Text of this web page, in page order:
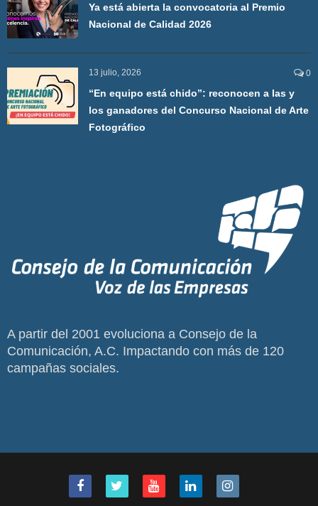
Ya está abierta la convocatoria al Premio
Nacional de Calidad 2026
13 julio, 2026 0
“En equipo está chido”: reconocen a las y
los ganadores del Concurso Nacional de Arte
Fotográfico
A partir del 2001 evoluciona a Consejo de la
Comunicación, A.C. Impactando con más de 120
campañas sociales.